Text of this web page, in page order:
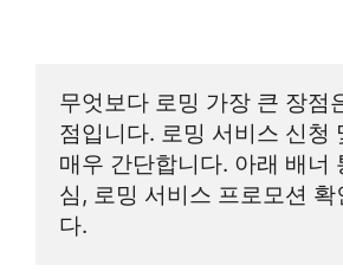
무엇보다 로밍 가장 큰 장점
점입니다. 로밍 서비스 신청
매우 간단합니다. 아래 배너
심, 로밍 서비스 프로모션 확
다.